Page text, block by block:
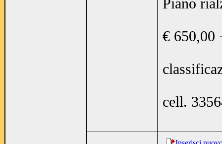
Piano
€ 650,00
cell.